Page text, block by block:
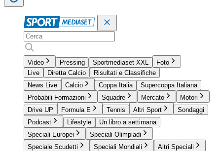
Video Pressing Sportmediaset XXL
Foto
Live
Diretta Calcio
Risultati e Classifiche
News Live
Calcio Coppa Italia
Supercoppa Italiana
Probabili Formazioni
Squadre Mercato
Motori
Drive UP
Formula E Tennis Altri Sport
Sondaggi
Podcast
Lifestyle
Un libro a settimana
Speciali Europei
Speciali Olimpiadi
Speciale Scudetti
Speciali Mondiali Altri Speciali